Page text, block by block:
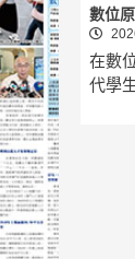
數位
在數
代學